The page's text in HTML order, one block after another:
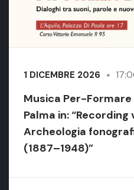
1 DICEMBRE 2026
Musica Per-Formare
Palma in: “Recording
Archeologia
(1887–1948)”